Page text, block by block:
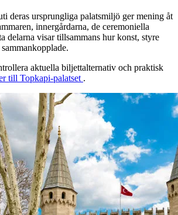
deras ursprungliga palatsmiljö ger mening åt
innergårdarna, de ceremoniella
delarna visar tillsammans hur konst, styre
aktuella biljettalternativ och praktisk
till Topkapi-palatset .